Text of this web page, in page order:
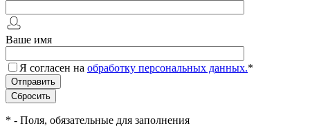
Ваше имя
Я согласен на обработку персональных данных.*
* - Поля, обязательные для заполнения